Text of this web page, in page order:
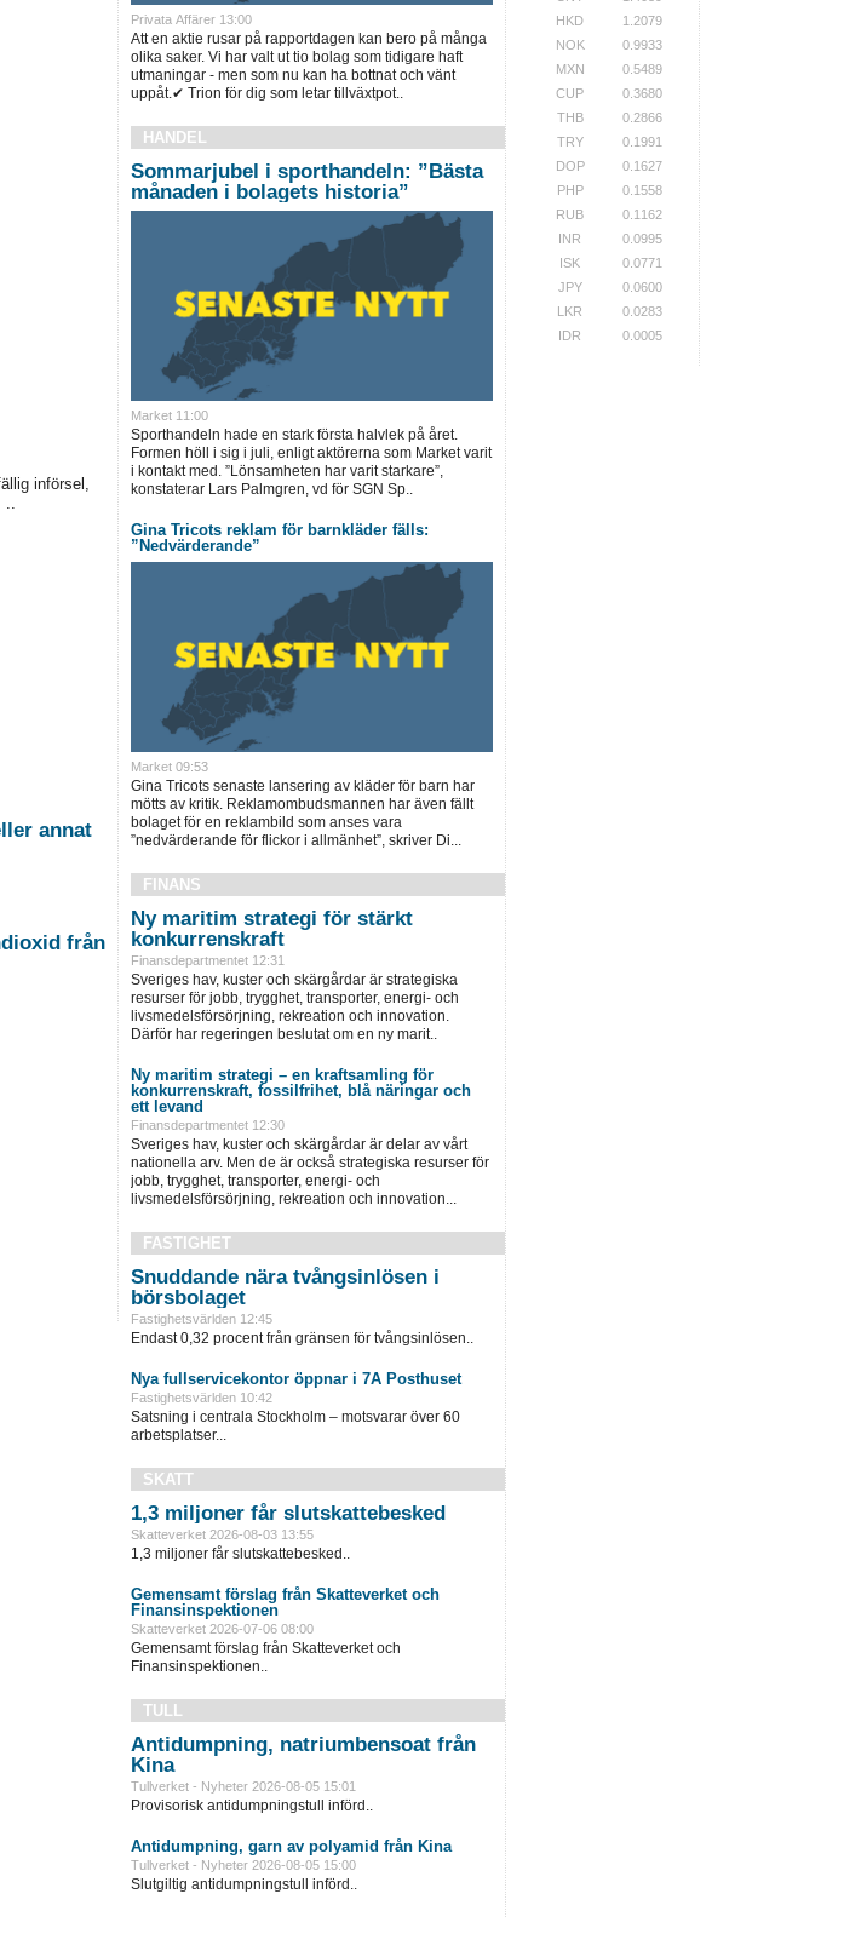
införsel,
..
annat
från
Privata Affärer 13:00
Att en aktie rusar på rapportdagen kan bero på många
olika saker. Vi har valt ut tio bolag som tidigare haft
utmaningar - men som nu kan ha bottnat och vänt
uppåt.✔ Trion för dig som letar tillväxtpot..
HANDEL
Sommarjubel i sporthandeln: ”Bästa
månaden i bolagets historia”
Market 11:00
Sporthandeln hade en stark första halvlek på året.
Formen höll i sig i juli, enligt aktörerna som Market varit
i kontakt med. ”Lönsamheten har varit starkare”,
konstaterar Lars Palmgren, vd för SGN Sp..
Gina Tricots reklam för barnkläder fälls:
”Nedvärderande”
Market 09:53
Gina Tricots senaste lansering av kläder för barn har
mötts av kritik. Reklamombudsmannen har även fällt
bolaget för en reklambild som anses vara
”nedvärderande för flickor i allmänhet”, skriver Di...
FINANS
Ny maritim strategi för stärkt
konkurrenskraft
Finansdepartmentet 12:31
Sveriges hav, kuster och skärgårdar är strategiska
resurser för jobb, trygghet, transporter, energi- och
livsmedelsförsörjning, rekreation och innovation.
Därför har regeringen beslutat om en ny marit..
Ny maritim strategi – en kraftsamling för
konkurrenskraft, fossilfrihet, blå näringar och
ett levand
Finansdepartmentet 12:30
Sveriges hav, kuster och skärgårdar är delar av vårt
nationella arv. Men de är också strategiska resurser för
jobb, trygghet, transporter, energi- och
livsmedelsförsörjning, rekreation och innovation...
FASTIGHET
Snuddande nära tvångsinlösen i
börsbolaget
Fastighetsvärlden 12:45
Endast 0,32 procent från gränsen för tvångsinlösen..
Nya fullservicekontor öppnar i 7A Posthuset
Fastighetsvärlden 10:42
Satsning i centrala Stockholm – motsvarar över 60
arbetsplatser...
SKATT
1,3 miljoner får slutskattebesked
Skatteverket 2026-08-03 13:55
1,3 miljoner får slutskattebesked..
Gemensamt förslag från Skatteverket och
Finansinspektionen
Skatteverket 2026-07-06 08:00
Gemensamt förslag från Skatteverket och
Finansinspektionen..
TULL
Antidumpning, natriumbensoat från
Kina
Tullverket - Nyheter 2026-08-05 15:01
Provisorisk antidumpningstull införd..
Antidumpning, garn av polyamid från Kina
Tullverket - Nyheter 2026-08-05 15:00
Slutgiltig antidumpningstull införd..
HKD
1.2079
NOK
0.9933
MXN
0.5489
CUP
0.3680
THB
0.2866
TRY
0.1991
DOP
0.1627
PHP
0.1558
RUB
0.1162
INR
0.0995
ISK
0.0771
JPY
0.0600
LKR
0.0283
IDR
0.0005